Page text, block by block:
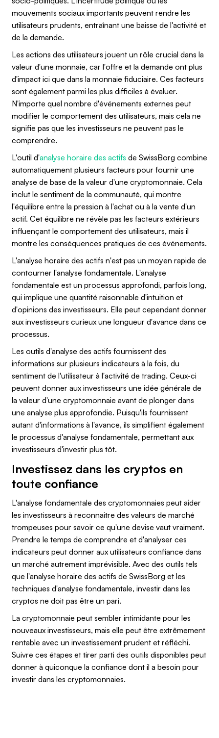
mouvements sociaux importants peuvent rendre les
utilisateurs prudents, entraînant une baisse de l'activité et
de la demande.
Les actions des utilisateurs jouent un rôle crucial dans la
valeur d'une monnaie, car l'offre et la demande ont plus
d'impact ici que dans la monnaie fiduciaire. Ces facteurs
sont également parmi les plus difficiles à évaluer.
N'importe quel nombre d'événements externes peut
modifier le comportement des utilisateurs, mais cela ne
signifie pas que les investisseurs ne peuvent pas le
comprendre.
L'outil d'analyse horaire des actifs de SwissBorg combine
automatiquement plusieurs facteurs pour fournir une
analyse de base de la valeur d'une cryptomonnaie. Cela
inclut le sentiment de la communauté, qui montre
l'équilibre entre la pression à l'achat ou à la vente d'un
actif. Cet équilibre ne révèle pas les facteurs extérieurs
influençant le comportement des utilisateurs, mais il
montre les conséquences pratiques de ces événements.
L'analyse horaire des actifs n'est pas un moyen rapide de
contourner l'analyse fondamentale. L'analyse
fondamentale est un processus approfondi, parfois long,
qui implique une quantité raisonnable d'intuition et
d'opinions des investisseurs. Elle peut cependant donner
aux investisseurs curieux une longueur d'avance dans ce
processus.
Les outils d'analyse des actifs fournissent des
informations sur plusieurs indicateurs à la fois, du
sentiment de l'utilisateur à l'activité de trading. Ceux-ci
peuvent donner aux investisseurs une idée générale de
la valeur d'une cryptomonnaie avant de plonger dans
une analyse plus approfondie. Puisqu'ils fournissent
autant d'informations à l'avance, ils simplifient également
le processus d'analyse fondamentale, permettant aux
investisseurs d'investir plus tôt.
Investissez dans les cryptos en
toute confiance
L'analyse fondamentale des cryptomonnaies peut aider
les investisseurs à reconnaitre des valeurs de marché
trompeuses pour savoir ce qu'une devise vaut vraiment.
Prendre le temps de comprendre et d'analyser ces
indicateurs peut donner aux utilisateurs confiance dans
un marché autrement imprévisible. Avec des outils tels
que l'analyse horaire des actifs de SwissBorg et les
techniques d'analyse fondamentale, investir dans les
cryptos ne doit pas être un pari.
La cryptomonnaie peut sembler intimidante pour les
nouveaux investisseurs, mais elle peut être extrêmement
rentable avec un investissement prudent et réfléchi.
Suivre ces étapes et tirer parti des outils disponibles peut
donner à quiconque la confiance dont il a besoin pour
investir dans les cryptomonnaies.